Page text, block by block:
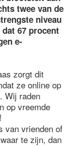
twee van de
niveau
67 procent
e-
zorgt dit
ze online op
Wij raden
op vreemde
van vrienden of
te zijn, dan